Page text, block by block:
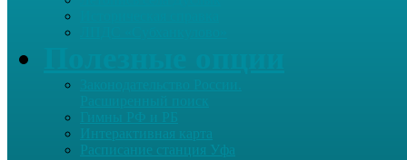
Интерактивная карта
Расписание станция Уфа